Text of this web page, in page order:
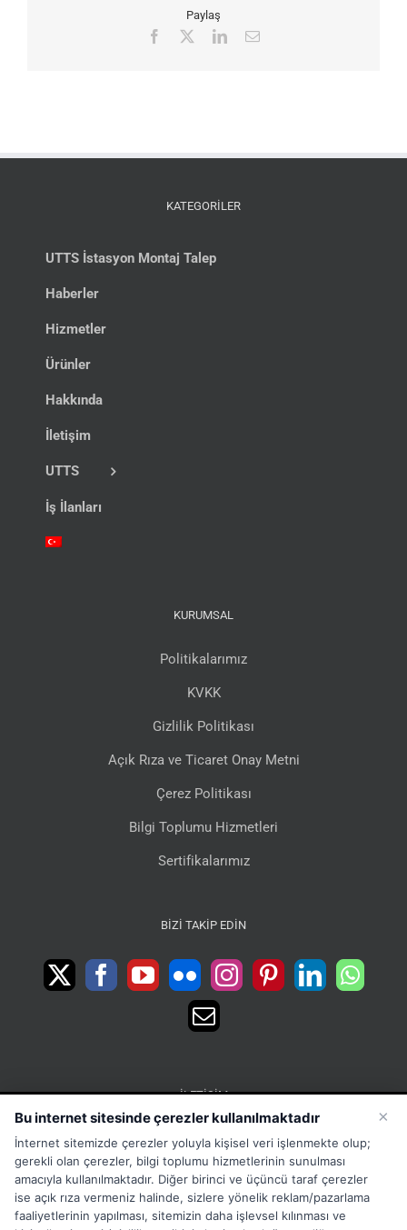
Paylaş
Facebook LinkedIn
E-
KATEGORİLER
UTTS İstasyon Montaj Talep
Haberler
Hizmetler
Ürünler
Hakkında
İletişim
UTTS
İş İlanları
KURUMSAL
Politikalarımız
KVKK
Gizlilik Politikası
Açık Rıza ve Ticaret Onay Metni
Çerez Politikası
Bilgi Toplumu Hizmetleri
Sertifikalarımız
BIZI TAKIP EDIN
İLETIŞIM
15 Temmuz Mah. 1468 Sok. No:5 Güneşli Bağcılar
İstanbul Türkiye
Phone:Merkez:+902126563010 Destek:+908502228722
WhatsApp:+905333867971
Fax:+902126563005
×
Bu internet sitesinde çerezler kullanılmaktadır
İnternet sitemizde çerezler yoluyla kişisel veri işlenmekte olup;
gerekli olan çerezler, bilgi toplumu hizmetlerinin sunulması
amacıyla kullanılmaktadır. Diğer birinci ve üçüncü taraf çerezler
ise açık rıza vermeniz halinde, sizlere yönelik reklam/pazarlama
faaliyetlerinin yapılması, sitemizin daha işlevsel kılınması ve